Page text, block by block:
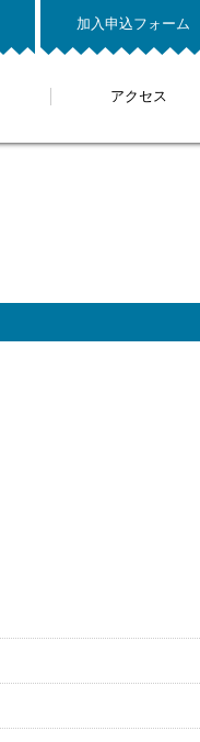
加入申込フォーム
アクセス